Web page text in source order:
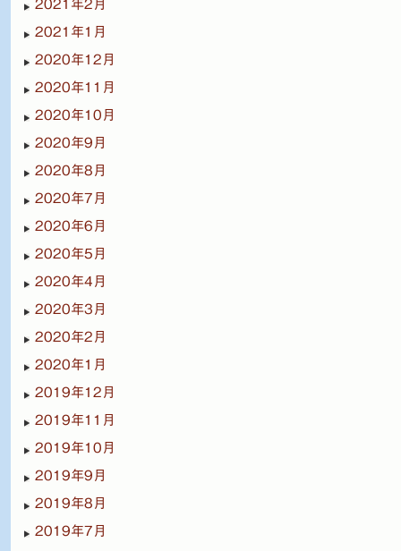
2021年2月
2021年1月
2020年12月
2020年11月
2020年10月
2020年9月
2020年8月
2020年7月
2020年6月
2020年5月
2020年4月
2020年3月
2020年2月
2020年1月
2019年12月
2019年11月
2019年10月
2019年9月
2019年8月
2019年7月